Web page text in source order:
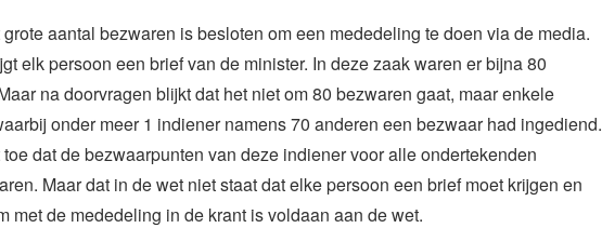
grote aantal bezwaren is besloten om een mededeling te doen via de media.
elk persoon een brief van de minister. In deze zaak waren er bijna 80
na doorvragen blijkt dat het niet om 80 bezwaren gaat, maar enkele
onder meer 1 indiener namens 70 anderen een bezwaar had ingediend.
dat de bezwaarpunten van deze indiener voor alle ondertekenden
Maar dat in de wet niet staat dat elke persoon een brief moet krijgen en
met de mededeling in de krant is voldaan aan de wet.